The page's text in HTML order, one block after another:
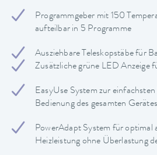
Programmgeber mit 150
aufteilbar in 5 Programme
Ausziehbare Teleskopstäbe für
Zusätzliche grüne LED Anzeige
EasyUse System zur
Bedienung des gesamten Gerätes
PowerAdapt System für optimal
Heizleistung ohne Überlastung